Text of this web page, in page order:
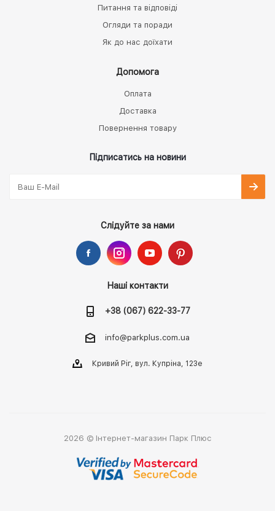
Питання та відповіді
Огляди та поради
Як до нас доїхати
Допомога
Оплата
Доставка
Повернення товару
Підписатись на новини
Слідуйте за нами
Наші контакти
+38 (067) 622-33-77
info@parkplus.com.ua
Кривий Ріг, вул. Купріна, 123е
2026 © Інтернет-магазин Парк Плюс